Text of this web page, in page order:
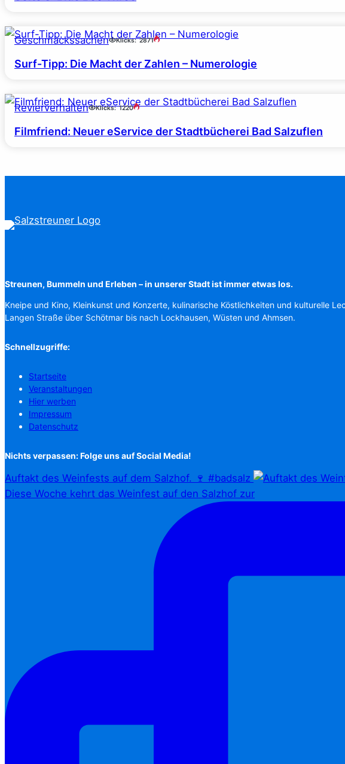
Geschmackssachen Klicks: 2871
Surf-Tipp: Die Macht der Zahlen – Numerologie
Revierverhalten Klicks: 1220
Filmfriend: Neuer eService der Stadtbücherei Bad Salzuflen
Streunen, Bummeln und Erleben – in unserer Stadt ist immer etwas los.
Kneipe und Kino, Kleinkunst und Konzerte, kulinarische Köstlichkeiten und kulturelle
Langen Straße über Schötmar bis nach Lockhausen, Wüsten und Ahmsen.
Schnellzugriffe:
Startseite
Veranstaltungen
Hier werben
Impressum
Datenschutz
Nichts verpassen: Folge uns auf Social Media!
Auftakt des Weinfests auf dem Salzhof. 🍷 #badsalz
Diese Woche kehrt das Weinfest auf den Salzhof zur